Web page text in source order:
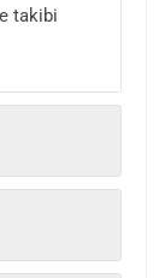
takibi